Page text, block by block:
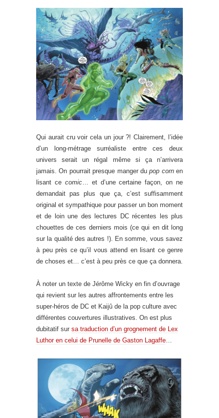
Qui aurait cru voir cela un jour ?! Clairement, l’idée
d’un long-métrage surréaliste entre ces deux
univers serait un régal même si ça n’arrivera
jamais. On pourrait presque manger dupop cornen
lisant ce comic… et d’une certaine façon, on ne
demandait pas plus que ça, c’est suffisamment
original et sympathique pour passer un bon moment
et de loin une des lectures DC récentes les plus
chouettes de ces derniers mois (ce qui en dit long
sur la qualité des autres !). En somme, vous savez
à peu près ce qu’il vous attend en lisant ce genre
de choses et… c’est à peu près ce que ça donnera.
À noter un texte de Jérôme Wicky en fin d’ouvrage
qui revient sur les autres affrontements entre les
super-héros de DC et Kaijû de la pop culture avec
différentes couvertures illustratives. On est plus
dubitatif sur sa traduction d’un grognement de Lex
Luthor en celui de Prunelle de Gaston Lagaffe…